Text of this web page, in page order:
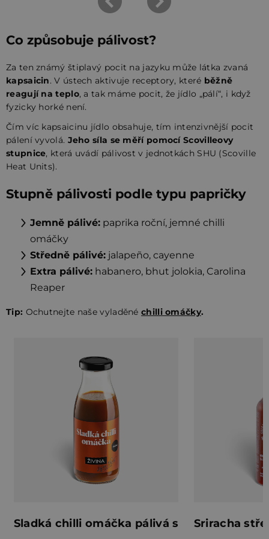
Co způsobuje pálivost?
Za ten známý štiplavý pocit na jazyku může látka zvaná
kapsaicin. V ústech aktivuje receptory, které běžně
reagují na teplo, a tak máme pocit, že jídlo „pálí“, i když
fyzicky horké není.
Čím víc kapsaicinu jídlo obsahuje, tím intenzivnější pocit
pálení vyvolá. Jeho síla se měří pomocí Scovilleovy
stupnice, která uvádí pálivost v jednotkách SHU (Scoville
Heat Units).
Stupně pálivosti podle typu papričky
Jemně pálivé: paprika roční, jemné chilli
omáčky
Středně pálivé: jalapeño, cayenne
Extra pálivé: habanero, bhut jolokia, Carolina
Reaper
Tip: Ochutnejte naše vyladěnéchilli omáčky.